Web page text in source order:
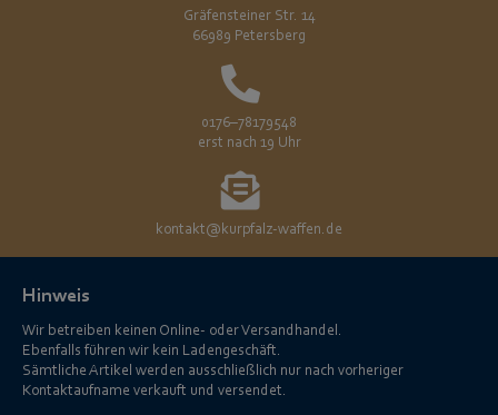
Gräfensteiner Str. 14
66989 Petersberg
0176–78179548
erst nach 19 Uhr
kontakt@kurpfalz-waffen.de
Hinweis
Wir betreiben keinen Online- oder Versandhandel.
Ebenfalls führen wir kein Ladengeschäft.
Sämtliche Artikel werden ausschließlich nur nach vorheriger
Kontaktaufname verkauft und versendet.